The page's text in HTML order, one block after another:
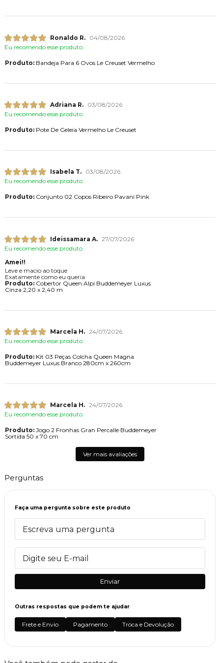
Ronaldo R.
04/08/2026
Eu recomendo esse produto.
Produto:Bandeja Para 6 Ovos Le Creuset Vermelho
Adriana R.
03/08/2026
Eu recomendo esse produto.
Produto:Pote De Geleia Vermelho Le Creuset
Isabela T.
03/08/2026
Eu recomendo esse produto.
Produto:Conjunto 02 Copos Ribeiro Pavani Pink
Ideissamara A. 27/07/2026
Eu recomendo esse produto.
Amei!!
Leve e macio ao toque
Exatamente como eu queria
Produto:Cobertor Queen Alpi Buddemeyer Luxus
Cinza 2,20 x 2,40 m
Marcela H. 24/07/2026
Eu recomendo esse produto.
Produto:Kit 03 Peças Colcha Queen Magna
Buddemeyer Luxus Branco 280cm x 260cm
Marcela H. 24/07/2026
Eu recomendo esse produto.
Produto:Jogo 2 Fronhas Gran Percalle Buddemeyer
Sortida 50 x 70 cm
Ver mais avaliações
Perguntas
Faça uma pergunta sobre este produto
Enviar
Outras respostas que podem te ajudar
Frete e Envio Pagamento Troca e Devolução